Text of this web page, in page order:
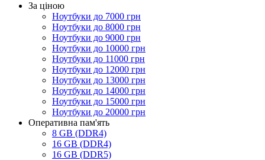
За ціною
Ноутбуки до 7000 грн
Ноутбуки до 8000 грн
Ноутбуки до 9000 грн
Ноутбуки до 10000 грн
Ноутбуки до 11000 грн
Ноутбуки до 12000 грн
Ноутбуки до 13000 грн
Ноутбуки до 14000 грн
Ноутбуки до 15000 грн
Ноутбуки до 20000 грн
Оперативна пам'ять
8 GB (DDR4)
16 GB (DDR4)
16 GB (DDR5)